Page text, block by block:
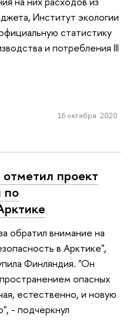
Институт экологии
статистику
и потребления III
16 октября 2020
проект
по
обратил внимание на
в Арктике",
Финляндия. "Он
опасных
естественно, и новую
- подчеркнул